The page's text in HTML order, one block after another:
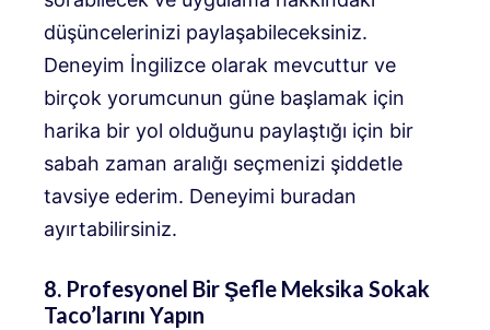
düşüncelerinizi paylaşabileceksiniz.
Deneyim İngilizce olarak mevcuttur ve
birçok yorumcunun güne başlamak için
harika bir yol olduğunu paylaştığı için bir
sabah zaman aralığı seçmenizi şiddetle
tavsiye ederim. Deneyimi buradan
ayırtabilirsiniz.
8. Profesyonel Bir Şefle Meksika Sokak
Taco’larını Yapın